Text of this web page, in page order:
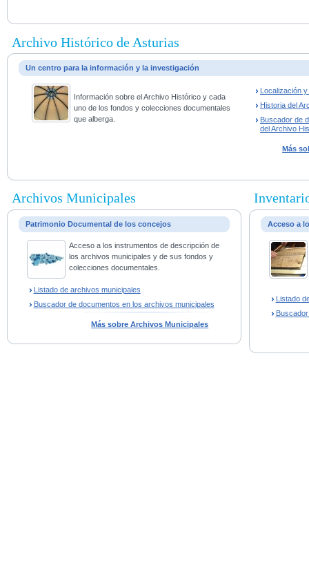
Archivo Histórico de Asturias
Un centro para la información y la investigación
Información sobre el Archivo Histórico y cada
uno de los fondos y colecciones documentales
que alberga.
Localización
Historia del
Buscador de
del Archivo
Más
Archivos Municipales
Patrimonio Documental de los concejos
Acceso a los instrumentos de descripción de
los archivos municipales y de sus fondos y
colecciones documentales.
Listado de archivos municipales
Buscador de documentos en los archivos municipales
Más sobre Archivos Municipales
Acceso a
Listado